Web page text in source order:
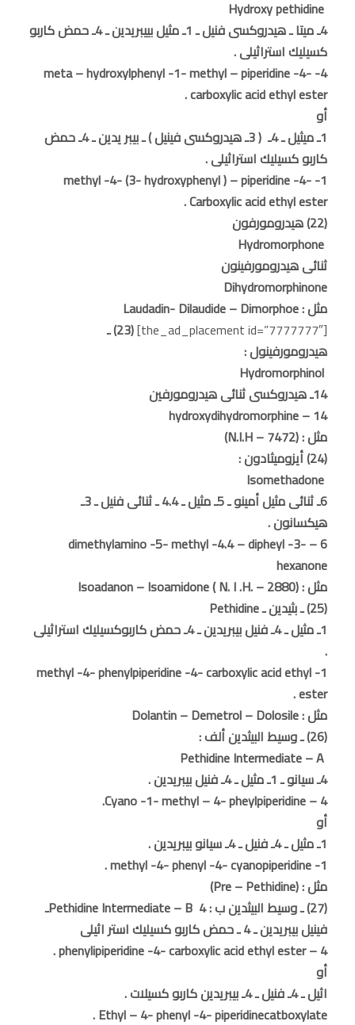
4ـ ميتا ـ هيدروكسى فنيل ـ 1ـ مثيل بييبريدين ـ 4ـ حمض كاربو
كسيليك استراثيلى .
4- meta – hydroxylphenyl -1- methyl – piperidine -4-
carboxylic acid ethyl ester .
أو
1ـ ميثيل ـ 4ـ ( 3ـ هيدروكسى فينيل ) ـ بيبر يدين ـ 4ـ حمض
كاربو كسيليك استراثيلى .
1- methyl -4- (3- hydroxyphenyl ) – piperidine -4-
Carboxylic acid ethyl ester .
(22) هيدرومورفون
ثنائى هيدرومورفينون
Dihydromorphinone
مثل : Laudadin- Dilaudide – Dimorphoe
[the_ad_placement id=”7777777″]
(23) ـ
هيدرومورفينول :
14ـ هيدروكسى ثنائى هيدرومورفين
14 – hydroxydihydromorphine
مثل : (N.I.H – 7472)
(24) أيزوميثادون :
6ـ ثنائى مثيل أمينو ـ 5ـ مثيل ـ 4.4 ـ ثنائى فنيل ـ 3ـ
هيكسانون .
6 – dimethylamino -5- methyl -4.4 – dipheyl -3-
hexanone
مثل : Isoadanon – Isoamidone ( N. I .H. – 2880)
(25) ـ بثيدين ـ Pethidine
1ـ مثيل ـ 4ـ فنيل بيبريدين ـ 4ـ حمض كاربوكسيليك استراثيلى
.
1- methyl -4- phenylpiperidine -4- carboxylic acid ethyl
ester .
مثل : Dolantin – Demetrol – Dolosile
(26) ـ وسيط البيثدين ألف :
4ـ سيانو ـ 1ـ مثيل ـ 4ـ فنيل بيبريدين .
4 – Cyano -1- methyl – 4- pheylpiperidine.
أو
1ـ مثيل ـ 4ـ فنيل ـ 4ـ سيانو بيبريدين .
1- methyl -4- phenyl -4- cyanopiperidine .
مثل : (Pre – Pethidine)
(27) ـ وسيط البيثدين ب : Pethidine Intermediate – B 4ـ
فينيل بيبريدين ـ 4 ـ حمض كاربو كسيليك استر اثيلى
4 – phenylipiperidine -4- carboxylic acid ethyl ester .
أو
اثيل ـ 4ـ فنيل ـ 4ـ بيبريدين كاربو كسيلات .
Ethyl – 4- phenyl -4- piperidinecatboxylate .